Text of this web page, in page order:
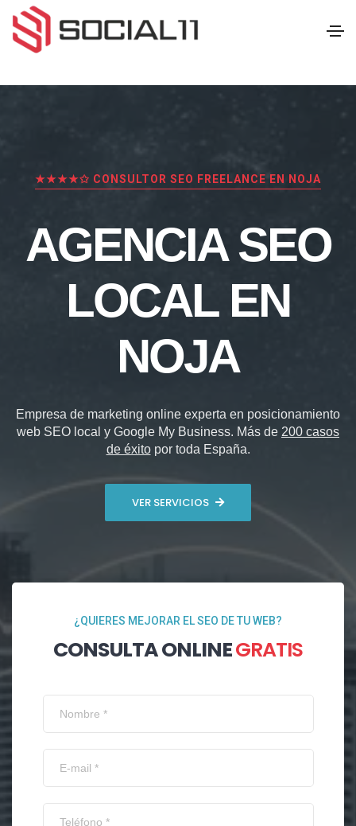
★★★★✩ CONSULTOR SEO FREELANCE EN NOJA
AGENCIA SEO
LOCAL EN
NOJA
Empresa de marketing online experta en posicionamiento
web SEO local y Google My Business. Más de 200 casos
de éxitopor toda España.
VER SERVICIOS
¿QUIERES MEJORAR EL SEO DE TU WEB?
CONSULTA ONLINEGRATIS